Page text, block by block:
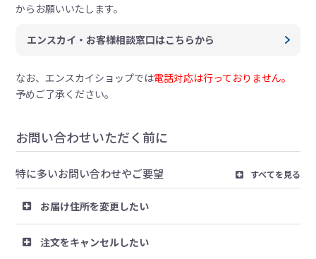
からお願いいたします。
エンスカイ・お客様相談窓口はこちらから
なお、エンスカイショップでは電話対応は行っておりません。
予めご了承ください。
お問い合わせいただく前に
特に多いお問い合わせやご要望 すべてを見る
お届け住所を変更したい
注文をキャンセルしたい